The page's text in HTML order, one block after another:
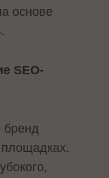
основе
SEO-
бренд